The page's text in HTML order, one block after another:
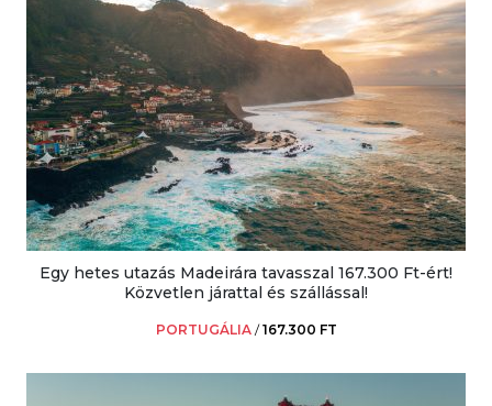
Egy hetes utazás Madeirára tavasszal 167.300 Ft-ért!
Közvetlen járattal és szállással!
PORTUGÁLIA /167.300 FT